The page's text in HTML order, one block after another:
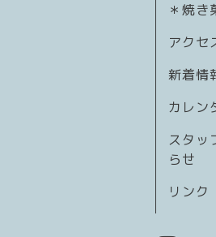
＊焼き
アクセ
新着情
カレン
スタッ
らせ
リンク